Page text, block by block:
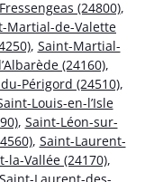
(24800),
Martial-de-Valette
, Saint-Martial-
(24160),
Périgord (24510),
Louis-en-l’Isle
, Saint-Léon-sur-
, Saint-Laurent-
la-Vallée (24170),